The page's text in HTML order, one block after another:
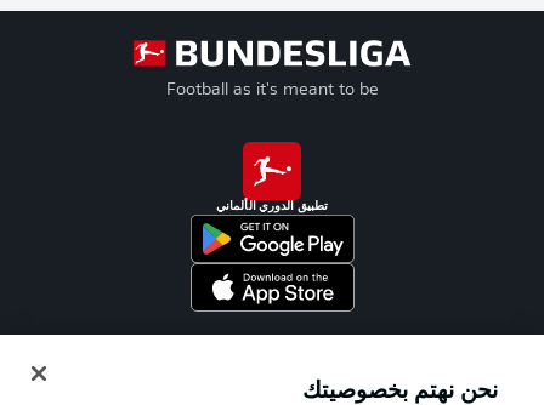
Football as it's meant to be
تطبيق الدوري الألماني
نحن نهتم بخصوصيتك